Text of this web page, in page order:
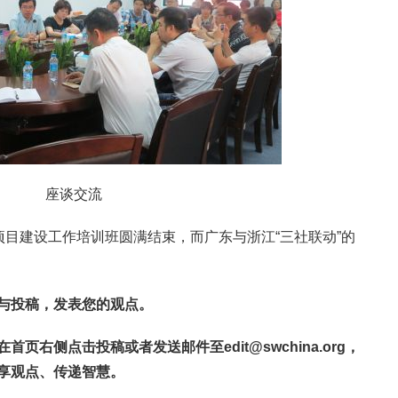
座谈交流
建设工作培训班圆满结束，而广东与浙江“三社联动”的
投稿，发表您的观点。
首页右侧点击投稿或者发送邮件至edit@swchina.org ，
观点、传递智慧。